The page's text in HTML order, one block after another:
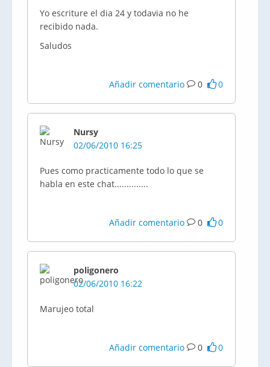
Yo escriture el dia 24 y todavia no he
recibido nada.
Saludos
Añadir comentario 0 0
Nursy
02/06/2010 16:25
Pues como practicamente todo lo que se
habla en este chat..............
Añadir comentario 0 0
poligonero
02/06/2010 16:22
Marujeo total
Añadir comentario 0 0